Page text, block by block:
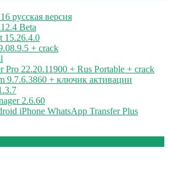
русская версия
Beta
15.26.4.0
+ crack
Pro 22.20.11900 + Rus Portable + crack
9.7.6.3860 + ключик активации
2.6.60
iPhone WhatsApp Transfer Plus